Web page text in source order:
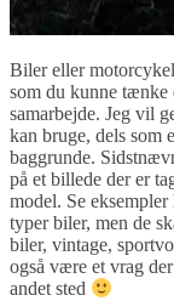
Biler eller
som du kunne tænke
samarbejde. Jeg vil
kan bruge, dels som
baggrunde.
på et billede der er
model. Se
typer biler, men de
biler, vintage,
også være et vrag
andet sted